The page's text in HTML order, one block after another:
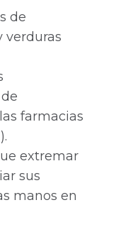
de
verduras
farmacias
extremar
sus
manos en